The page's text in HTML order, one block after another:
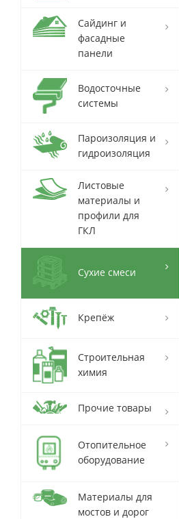
Сайдинг и
фасадные
панели
Водосточные
системы
Пароизоляция и
гидроизоляция
Листовые
материалы и
профили для
ГКЛ
Сухие смеси
Крепёж
Строительная
химия
Прочие товары
Отопительное
оборудование
Материалы для
мостов и дорог